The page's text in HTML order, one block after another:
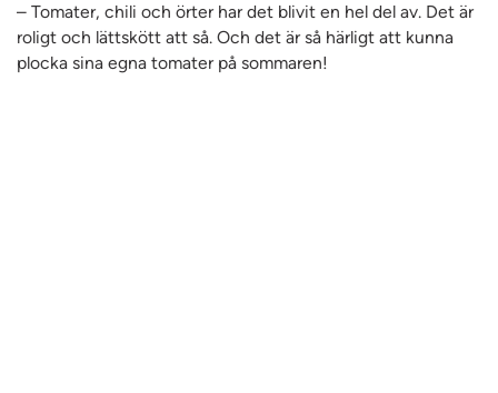
– Tomater, chili och örter har det blivit en hel del av. Det är
roligt och lättskött att så. Och det är så härligt att kunna
plocka sina egna tomater på sommaren!